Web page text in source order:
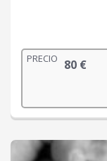
PRECIO 80 €